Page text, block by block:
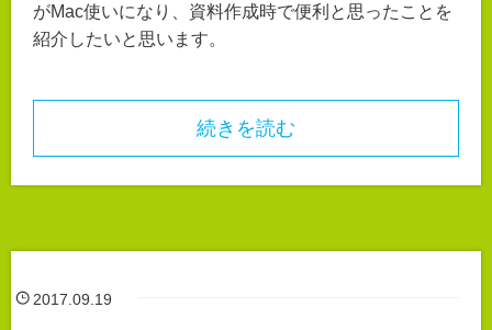
がMac使いになり、資料作成時で便利と思ったことを
紹介したいと思います。
続きを読む
2017.09.19